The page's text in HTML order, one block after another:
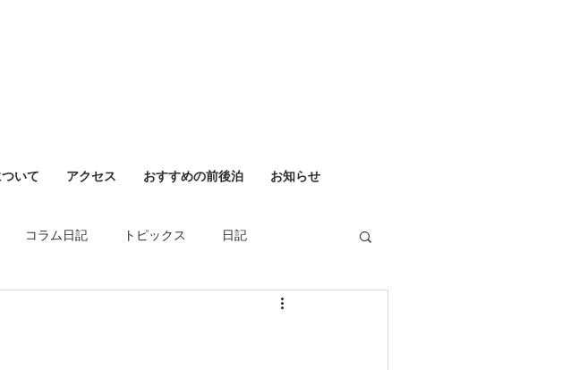
いて アクセス おすすめの前後泊 お知らせ
コラム日記 トピックス 日記